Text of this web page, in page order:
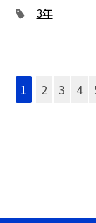
3年
1 2 3 4